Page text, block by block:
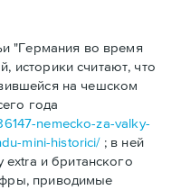
"Германия во время
историки считают, что
на чешском
года
nemecko-za-valky-
mini-historici/; в ней
extra и британского
привoдимые